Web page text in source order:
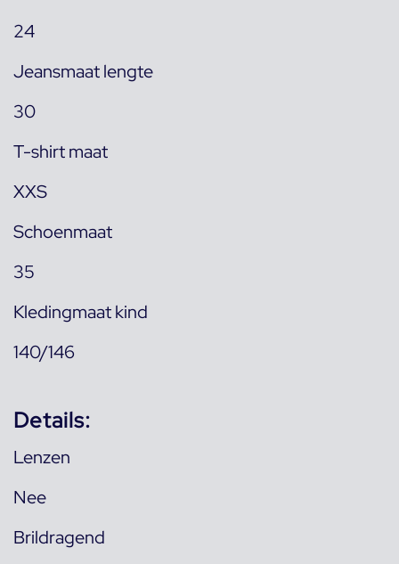
24
Jeansmaat lengte
30
T-shirt maat
XXS
Schoenmaat
35
Kledingmaat kind
140/146
Details:
Lenzen
Nee
Brildragend